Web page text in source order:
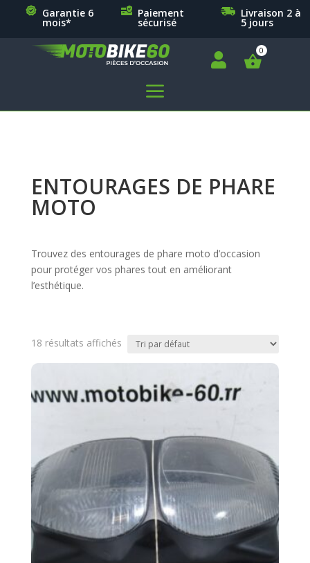
Garantie 6
mois*
Paiement
sécurisé
Livraison 2 à
5 jours

a
ENTOURAGES DE PHARE
MOTO
Trouvez des entourages de phare moto d’occasion
pour protéger vos phares tout en améliorant
l’esthétique.
18 résultats affichés